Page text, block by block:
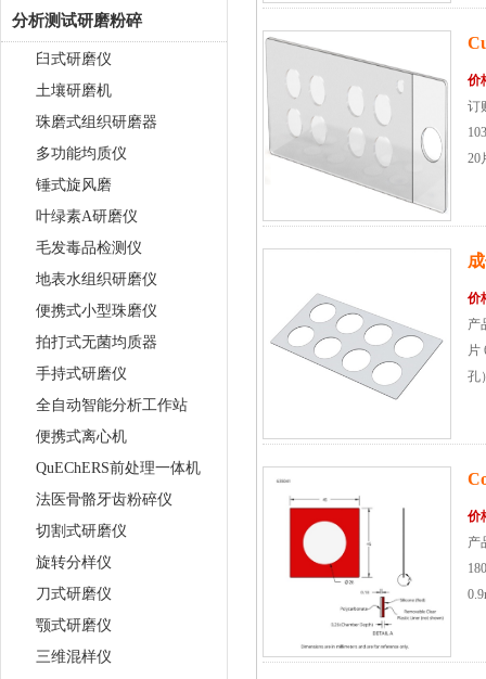
分析测试研磨粉碎
臼式研磨仪
土壤研磨机
珠磨式组织研磨器
多功能均质仪
锤式旋风磨
叶绿素A研磨仪
毛发毒品检测仪
地表水组织研磨仪
便携式小型珠磨仪
拍打式无菌均质器
手持式研磨仪
全自动智能分析工作站
便携式离心机
QuEChERS前处理一体机
法医骨骼牙齿粉碎仪
切割式研磨仪
旋转分样仪
刀式研磨仪
颚式研磨仪
三维混样仪
价
订
20
价
产
片
孔
价
产